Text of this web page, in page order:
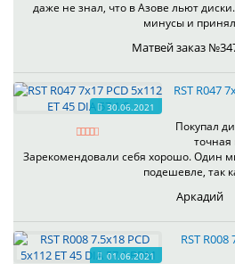
даже не знал, что в Азове льют
минусы и
Матвей заказ
30.06.2021
RST R047
Покупал
точная
Зарекомендовали себя хорошо. Один
подешевле, так
Аркадий
01.06.2021
RST R008